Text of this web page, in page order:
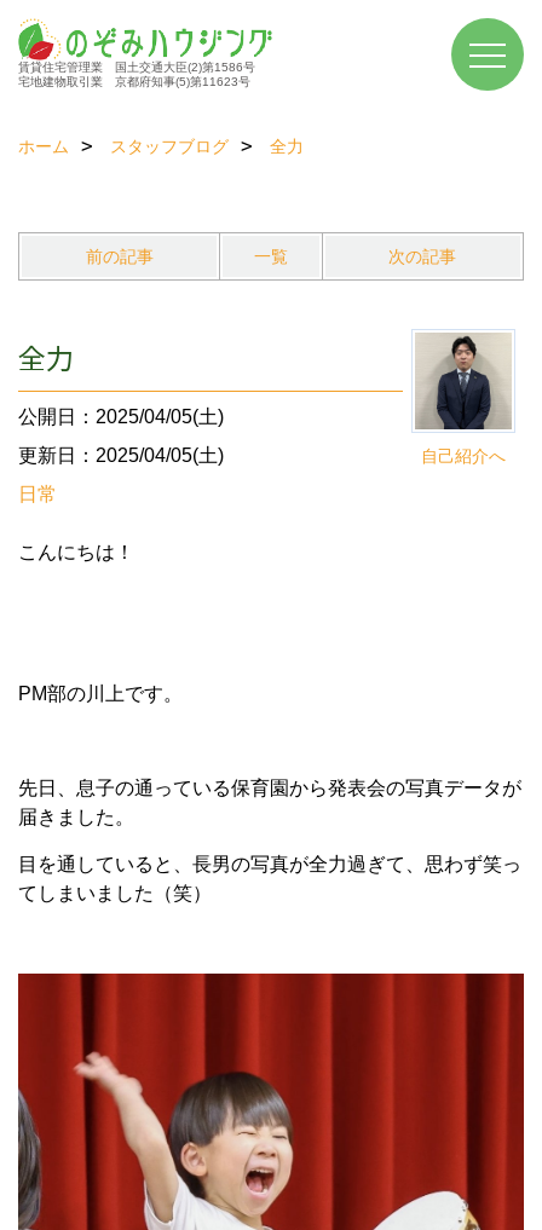
賃貸住宅管理業 国土交通大臣(2)第1586号
宅地建物取引業 京都府知事(5)第11623号
ホーム スタッフブログ 全力
前の記事 一覧 次の記事
自己紹介へ
全力
公開日：2025/04/05(土)
更新日：2025/04/05(土)
日常
こんにちは！
PM部の川上です。
先日、息子の通っている保育園から発表会の写真データが
届きました。
目を通していると、長男の写真が全力過ぎて、思わず笑っ
てしまいました（笑）